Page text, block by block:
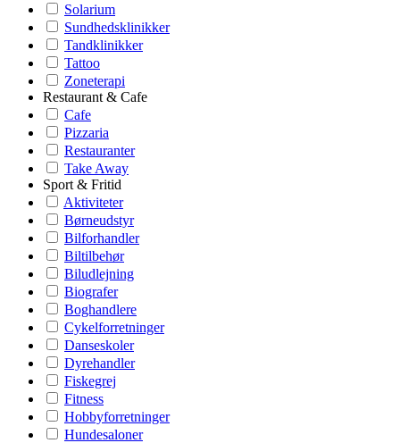
Solarium
Sundhedsklinikker
Tandklinikker
Tattoo
Zoneterapi
Restaurant & Cafe
Cafe
Pizzaria
Restauranter
Take Away
Sport & Fritid
Aktiviteter
Børneudstyr
Bilforhandler
Biltilbehør
Biludlejning
Biografer
Boghandlere
Cykelforretninger
Danseskoler
Dyrehandler
Fiskegrej
Fitness
Hobbyforretninger
Hundesaloner